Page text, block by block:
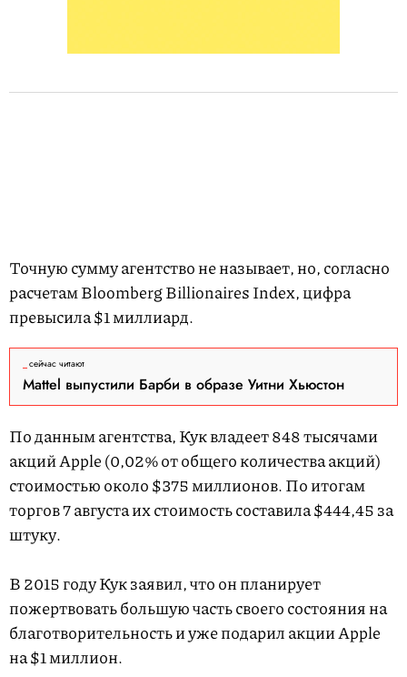
Точную сумму агентство не называет, но, согласно
расчетам Bloomberg Billionaires Index, цифра
превысила $1 миллиард.
сейчас читают
Mattel выпустили Барби в образе Уитни Хьюстон
По данным агентства, Кук владеет 848 тысячами
акций Apple (0,02% от общего количества акций)
стоимостью около $375 миллионов. По итогам
торгов 7 августа их стоимость составила $444,45 за
штуку.
В 2015 году Кук заявил, что он планирует
пожертвовать большую часть своего состояния на
благотворительность и уже подарил акции Apple
на $1 миллион.